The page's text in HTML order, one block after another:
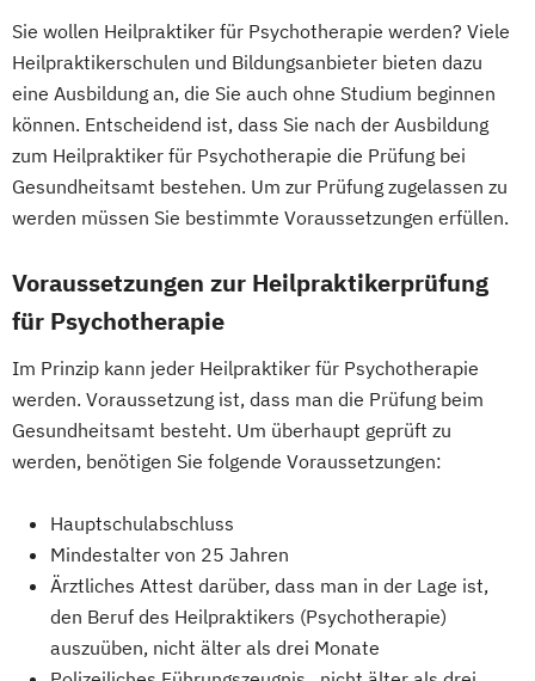
Sie wollen Heilpraktiker für Psychotherapie werden? Viele
Heilpraktikerschulen und Bildungsanbieter bieten dazu
eine Ausbildung an, die Sie auch ohne Studium beginnen
können. Entscheidend ist, dass Sie nach der Ausbildung
zum Heilpraktiker für Psychotherapie die Prüfung bei
Gesundheitsamt bestehen. Um zur Prüfung zugelassen zu
werden müssen Sie bestimmte Voraussetzungen erfüllen.
Voraussetzungen zur Heilpraktikerprüfung
für Psychotherapie
Im Prinzip kann jeder Heilpraktiker für Psychotherapie
werden. Voraussetzung ist, dass man die Prüfung beim
Gesundheitsamt besteht. Um überhaupt geprüft zu
werden, benötigen Sie folgende Voraussetzungen:
Hauptschulabschluss
Mindestalter von 25 Jahren
Ärztliches Attest darüber, dass man in der Lage ist,
den Beruf des Heilpraktikers (Psychotherapie)
auszuüben, nicht älter als drei Monate